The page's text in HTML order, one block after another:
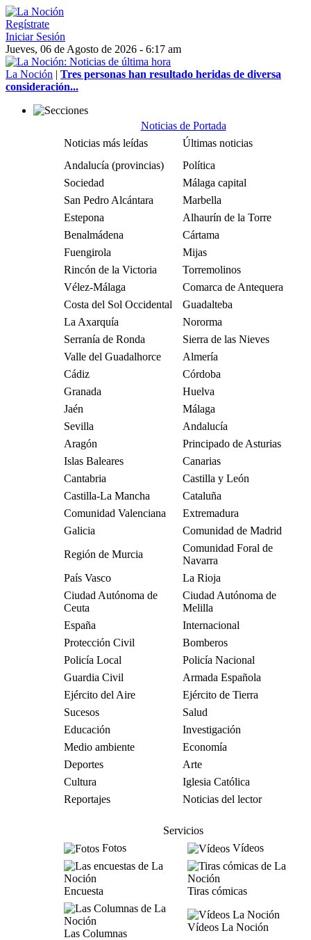
Regístrate
Iniciar Sesión
Jueves, 06 de Agosto de 2026 - 6:17 am
La Noción | Tres personas han resultado heridas de diversa
consideración...
Noticias de Portada
Noticias más leídas
Últimas noticias
Andalucía (provincias)
Política
Sociedad
Málaga capital
San Pedro Alcántara
Marbella
Estepona
Alhaurín de la Torre
Benalmádena
Cártama
Fuengirola
Mijas
Rincón de la Victoria
Torremolinos
Vélez-Málaga
Comarca de Antequera
Costa del Sol Occidental
Guadalteba
La Axarquía
Nororma
Serranía de Ronda
Sierra de las Nieves
Valle del Guadalhorce
Almería
Cádiz
Córdoba
Granada
Huelva
Jaén
Málaga
Sevilla
Andalucía
Aragón
Principado de Asturias
Islas Baleares
Canarias
Cantabria
Castilla y León
Castilla-La Mancha
Cataluña
Comunidad Valenciana
Extremadura
Galicia
Comunidad de Madrid
Región de Murcia
Comunidad Foral de
Navarra
País Vasco
La Rioja
Ciudad Autónoma de
Ceuta
Ciudad Autónoma de
Melilla
España
Internacional
Protección Civil
Bomberos
Policía Local
Policía Nacional
Guardia Civil
Armada Española
Ejército del Aire
Ejército de Tierra
Sucesos
Salud
Educación
Investigación
Medio ambiente
Economía
Deportes
Arte
Cultura
Iglesia Católica
Reportajes
Noticias del lector
Servicios
Fotos
Vídeos
Encuesta Tiras cómicas
Las Columnas
Vídeos La Noción